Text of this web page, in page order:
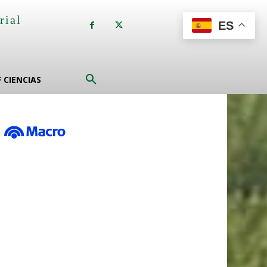
CIENCIAS
ES